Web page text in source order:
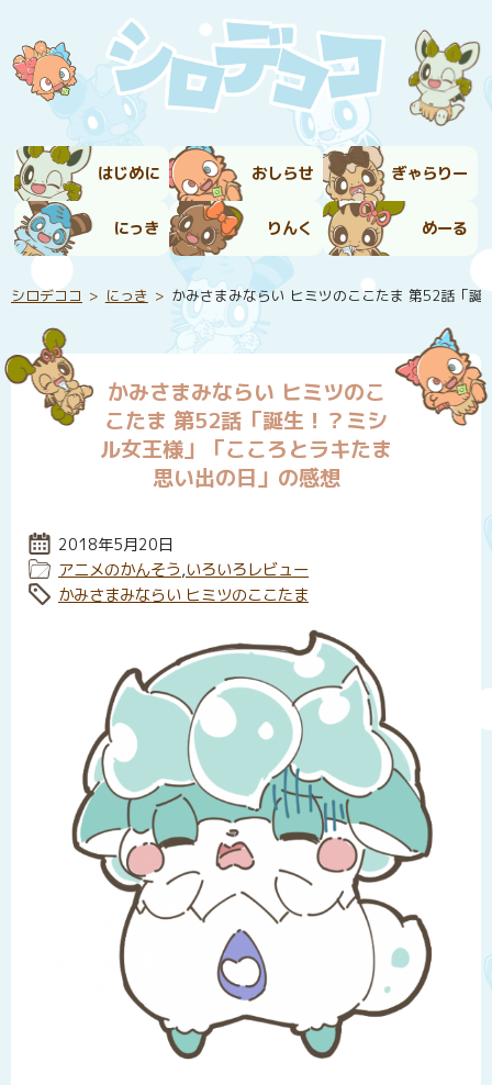
はじめに おしらせ ぎゃらりー
にっき りんく めーる
シロデココ にっき かみさまみならい ヒミツのここたま 第52話「
かみさまみならい ヒミツのこ
こたま 第52話「誕生！？ミシ
ル女王様」「こころとラキたま
思い出の日」の感想
投稿日:
2018年5月20日
カテゴリー:
アニメのかんそう,いろいろレビュー
タグ:
かみさまみならい ヒミツのここたま